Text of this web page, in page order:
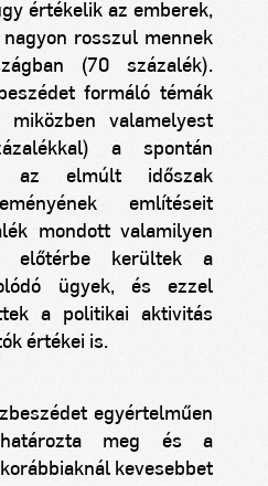
értékelik az emberek,
rosszul mennek
(70 százalék).
formáló témák
miközben valamelyest
a spontán
az elmúlt időszak
említéseit
mondott valamilyen
előtérbe kerültek a
ügyek, és ezzel
a politikai aktivitás
értékei is.
egyértelműen
meg és a
kevesebbet